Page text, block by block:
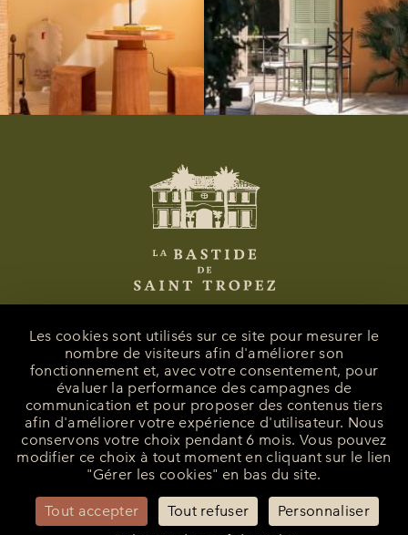
La Bastide de Saint-Tropez
25 Route des Carles
83990 - Saint-Tropez
+33 (0)4 94 55 82 55
reception@bastidesaint-tropez.com
Contact Presse :philippine@latelierrp.com
Les cookies sont utilisés sur ce site pour mesurer le
nombre de visiteurs afin d'améliorer son
fonctionnement et, avec votre consentement, pour
évaluer la performance des campagnes de
communication et pour proposer des contenus tiers
afin d'améliorer votre expérience d'utilisateur. Nous
conservons votre choix pendant 6 mois. Vous pouvez
modifier ce choix à tout moment en cliquant sur le lien
"Gérer les cookies" en bas du site.
Tout accepter Tout refuser
Personnaliser